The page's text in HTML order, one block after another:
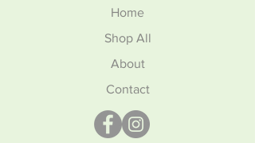
Home
Shop All
About
Contact